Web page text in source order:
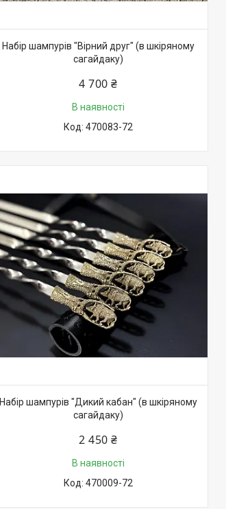
Набір шампурів "Вірний друг" (в шкіряному
сагайдаку)
4 700 ₴
В наявності
470083-72
Набір шампурів "Дикий кабан" (в шкіряному
сагайдаку)
2 450 ₴
В наявності
470009-72